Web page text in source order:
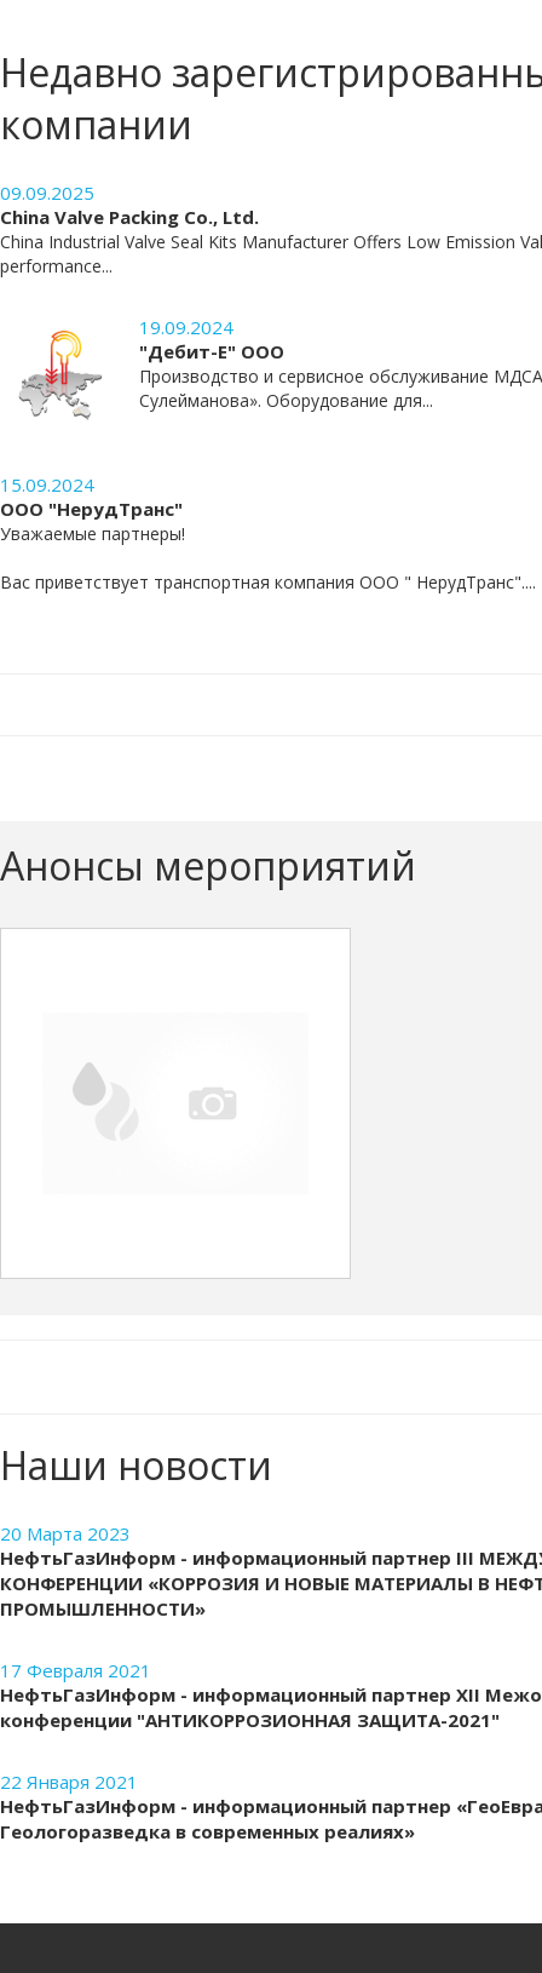
Недавно
компании
09.09.2025
China Valve Packing Co., Ltd.
China Industrial Valve Seal Kits Manufacturer Offers Low Emission
performance...
19.09.2024
"Дебит-Е" ООО
Производство и сервисное обслуживание
Сулейманова». Оборудование для...
15.09.2024
ООО "НерудТранс"
Уважаемые партнеры!
Вас приветствует транспортная компания ООО " НерудТранс"....
Анонсы мероприятий
Наши новости
20 Марта 2023
НефтьГазИнформ - информационный партнер III
КОНФЕРЕНЦИИ «КОРРОЗИЯ И НОВЫЕ МАТЕРИАЛЫ В
ПРОМЫШЛЕННОСТИ»
17 Февраля 2021
НефтьГазИнформ - информационный партнер XII
конференции "АНТИКОРРОЗИОННАЯ ЗАЩИТА-2021"
22 Января 2021
НефтьГазИнформ - информационный партнер
Геологоразведка в современных реалиях»